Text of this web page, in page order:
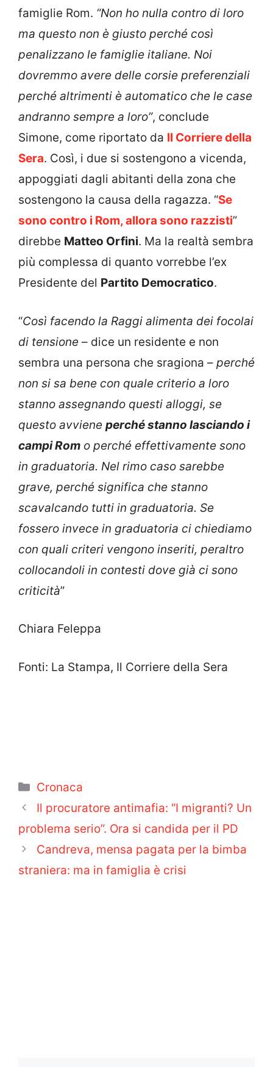
famiglie Rom. “Non ho nulla contro di loro
ma questo non è giusto perché così
penalizzano le famiglie italiane. Noi
dovremmo avere delle corsie preferenziali
perché altrimenti è automatico che le case
andranno sempre a loro”, conclude
Simone, come riportato da Il Corriere della
Sera. Così, i due si sostengono a vicenda,
appoggiati dagli abitanti della zona che
sostengono la causa della ragazza. “Se
sono contro i Rom, allora sono razzisti”
direbbe Matteo Orfini. Ma la realtà sembra
più complessa di quanto vorrebbe l’ex
Presidente del Partito Democratico.
“Così facendo la Raggi alimenta dei focolai
di tensione – dice un residente e non
sembra una persona che sragiona – perché
non si sa bene con quale criterio a loro
stanno assegnando questi alloggi, se
questo avviene perché stanno lasciando i
campi Rom o perché effettivamente sono
in graduatoria. Nel rimo caso sarebbe
grave, perché significa che stanno
scavalcando tutti in graduatoria. Se
fossero invece in graduatoria ci chiediamo
con quali criteri vengono inseriti, peraltro
collocandoli in contesti dove già ci sono
criticità”
Chiara Feleppa
Fonti: La Stampa, Il Corriere della Sera
Categorie
Cronaca
Il procuratore antimafia: “I migranti? Un
problema serio”. Ora si candida per il PD
Candreva, mensa pagata per la bimba
straniera: ma in famiglia è crisi